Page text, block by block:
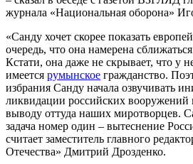
журнала «Национальная оборона»
«Санду хочет скорее показать
очередь, что она намерена
Кстати, она даже не скрывает, что у
имеется румынское гражданство.
избрания Санду начала озвучивать
ликвидации российских вооружений
выводу оттуда наших миротворцев.
задача номер один – вытеснение
считает заместитель главного
Отечества» Дмитрий Дрозденко.